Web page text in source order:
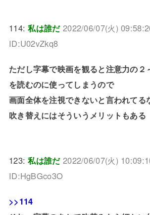
114:私は誰だ 2022/06/07(火)
ID:U02vZkq8
ただし字幕で映画を観ると注意力の２
を読むのに使ってしまうので
画面全体を注視できないと言われてる
吹き替えにはそういうメリットもある
123:私は誰だ 2022/06/07(火)
ID:HgBGco3O
>>114